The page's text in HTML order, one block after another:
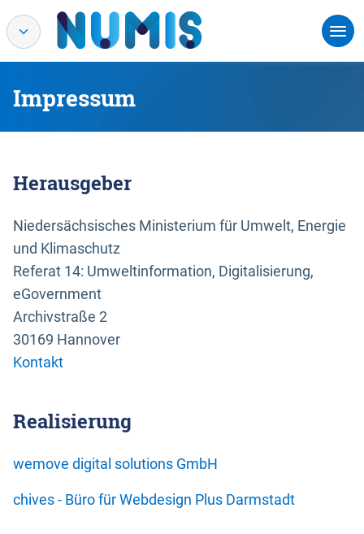
Impressum
Herausgeber
Niedersächsisches Ministerium für Umwelt, Energie
und Klimaschutz
Referat 14: Umweltinformation, Digitalisierung,
eGovernment
Archivstraße 2
30169 Hannover
Kontakt
Realisierung
wemove digital solutions GmbH
chives - Büro für Webdesign Plus Darmstadt